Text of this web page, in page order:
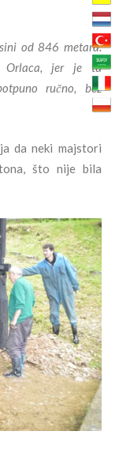
od 846 metara.
Orlaca, jer je tu
ručno, bez
da neki majstori
što nije bila